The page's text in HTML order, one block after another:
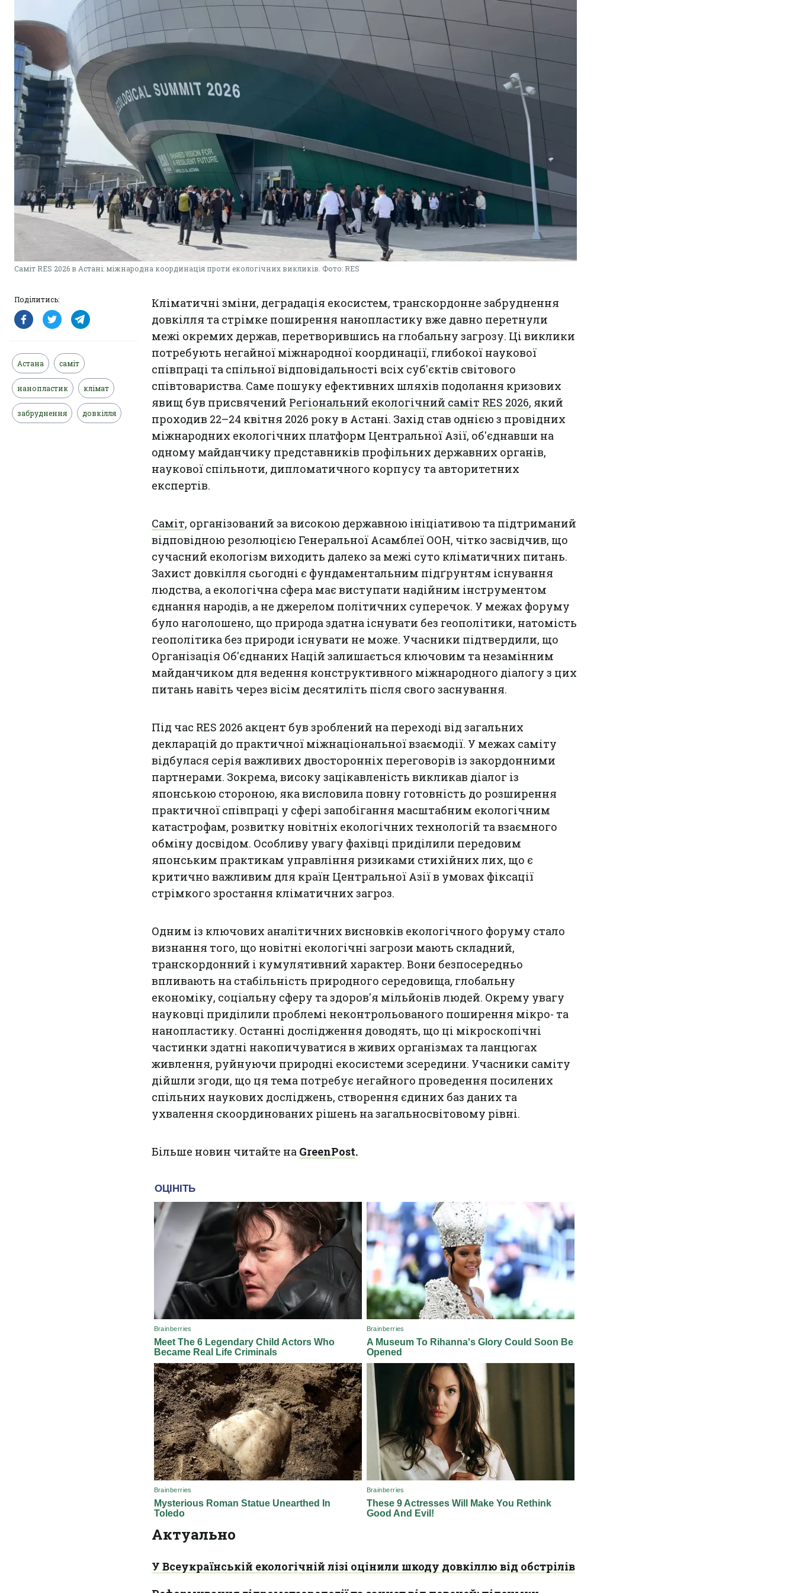
Саміт RES 2026 в Астані: міжнародна координація проти екологічних викликів. Фото: RES
Поділитись:
Астана саміт
нанопластик клімат
забруднення довкілля
Кліматичні зміни, деградація екосистем, транскордонне забруднення
довкілля та стрімке поширення нанопластику вже давно перетнули
межі окремих держав, перетворившись на глобальну загрозу. Ці виклики
потребують негайної міжнародної координації, глибокої наукової
співпраці та спільної відповідальності всіх суб'єктів світового
співтовариства. Саме пошуку ефективних шляхів подолання кризових
явищ був присвячений Регіональний екологічний саміт RES 2026, який
проходив 22–24 квітня 2026 року в Астані. Захід став однією з провідних
міжнародних екологічних платформ Центральної Азії, об'єднавши на
одному майданчику представників профільних державних органів,
наукової спільноти, дипломатичного корпусу та авторитетних
експертів.
Саміт, організований за високою державною ініціативою та підтриманий
відповідною резолюцією Генеральної Асамблеї ООН, чітко засвідчив, що
сучасний екологізм виходить далеко за межі суто кліматичних питань.
Захист довкілля сьогодні є фундаментальним підґрунтям існування
людства, а екологічна сфера має виступати надійним інструментом
єднання народів, а не джерелом політичних суперечок. У межах форуму
було наголошено, що природа здатна існувати без геополітики, натомість
геополітика без природи існувати не може. Учасники підтвердили, що
Організація Об'єднаних Націй залишається ключовим та незамінним
майданчиком для ведення конструктивного міжнародного діалогу з цих
питань навіть через вісім десятиліть після свого заснування.
Під час RES 2026 акцент був зроблений на переході від загальних
декларацій до практичної міжнаціональної взаємодії. У межах саміту
відбулася серія важливих двосторонніх переговорів із закордонними
партнерами. Зокрема, високу зацікавленість викликав діалог із
японською стороною, яка висловила повну готовність до розширення
практичної співпраці у сфері запобігання масштабним екологічним
катастрофам, розвитку новітніх екологічних технологій та взаємного
обміну досвідом. Особливу увагу фахівці приділили передовим
японським практикам управління ризиками стихійних лих, що є
критично важливим для країн Центральної Азії в умовах фіксації
стрімкого зростання кліматичних загроз.
Одним із ключових аналітичних висновків екологічного форуму стало
визнання того, що новітні екологічні загрози мають складний,
транскордонний і кумулятивний характер. Вони безпосередньо
впливають на стабільність природного середовища, глобальну
економіку, соціальну сферу та здоров'я мільйонів людей. Окрему увагу
науковці приділили проблемі неконтрольованого поширення мікро- та
нанопластику. Останні дослідження доводять, що ці мікроскопічні
частинки здатні накопичуватися в живих організмах та ланцюгах
живлення, руйнуючи природні екосистеми зсередини. Учасники саміту
дійшли згоди, що ця тема потребує негайного проведення посилених
спільних наукових досліджень, створення єдиних баз даних та
ухвалення скоординованих рішень на загальносвітовому рівні.
Більше новин читайте на GreenPost.
Актуально
У Всеукраїнській екологічній лізі оцінили шкоду довкіллю від обстрілів